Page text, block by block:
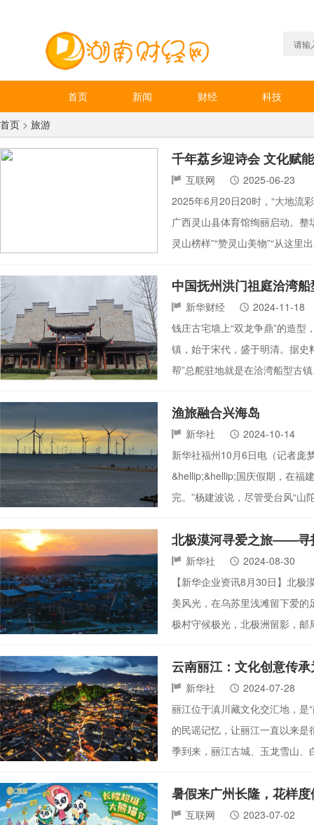
首页 新闻 财经
科技
首页 > 旅游
千年荔乡迎诗会 文化赋
互联网
2025-06-23
2025年6月20日20时，“大地流
广西灵山县体育馆绚丽启动。整
灵山榜样”“赞灵山美物”“从这里
中国抚州洪门祖庭洽湾
新华财经
2024-11-18
钱庄古宅墙上“双龙争鼎”的造
镇，始于宋代，盛于明清。据史
帮”总舵驻地就是在洽湾船型古
渔旅融合兴海岛
新华社
2024-10-14
新华社福州10月6日电（记者庞
&hellip;&hellip;国庆假期，在福
完。”杨建波说，尽管受台风“
北极漠河寻爱之旅——寻
新华社
2024-08-30
【新华企业资讯8月30日】北
美风光，在乌苏里浅滩留下爱
极村守候极光，北极洲留影，
云南丽江：文化创意传
新华社
2024-07-28
丽江位于滇川藏文化交汇地，是
的民谣记忆，让丽江一直以来
季到来，丽江古城、玉龙雪山
暑假来广州长隆，花样
互联网
2023-07-02